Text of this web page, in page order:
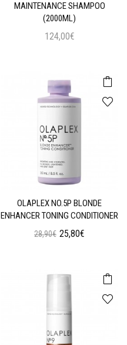
MAINTENANCE SHAMPOO
(2000ML)
124,00€
OLAPLEX NO.5P BLONDE
ENHANCER TONING CONDITIONER
28,90€ 25,80€